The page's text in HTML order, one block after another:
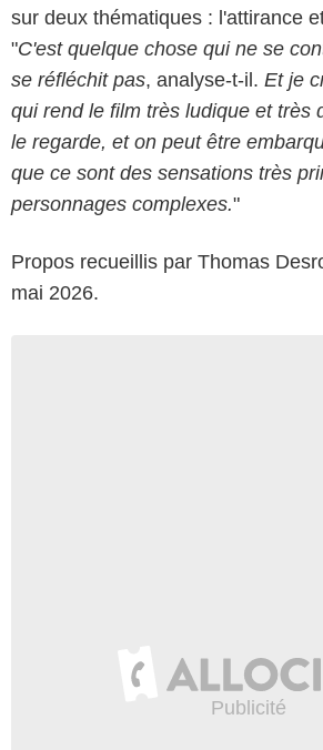
sur deux thématiques : l'attirance
"C'est quelque chose qui ne se
se réfléchit pas, analyse-t-il. Et je
qui rend le film très ludique et très
le regarde, et on peut être
que ce sont des sensations très
personnages complexes."
Propos recueillis par Thomas
mai 2026.